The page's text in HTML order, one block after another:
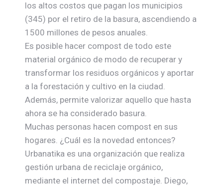
los altos costos que pagan los municipios
(345) por el retiro de la basura, ascendiendo a
1500 millones de pesos anuales.
Es posible hacer compost de todo este
material orgánico de modo de recuperar y
transformar los residuos orgánicos y aportar
a la forestación y cultivo en la ciudad.
Además, permite valorizar aquello que hasta
ahora se ha considerado basura.
Muchas personas hacen compost en sus
hogares. ¿Cuál es la novedad entonces?
Urbanatika es una organización que realiza
gestión urbana de reciclaje orgánico,
mediante el internet del compostaje. Diego,